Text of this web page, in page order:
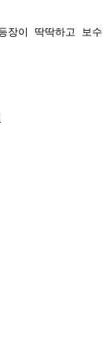
장이 딱딱하고 보